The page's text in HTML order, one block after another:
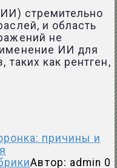
стремительно
и область
не
ИИ для
таких как рентген,
причины и
Автор: admin 0